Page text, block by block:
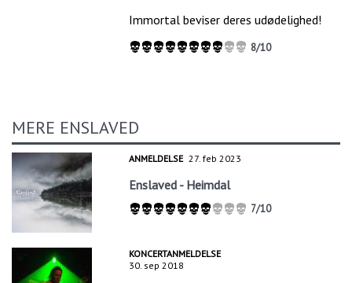
Immortal beviser deres udødelighed!
8/10
MERE ENSLAVED
ANMELDELSE 27. feb 2023
Enslaved - Heimdal
7/10
KONCERTANMELDELSE
30. sep 2018